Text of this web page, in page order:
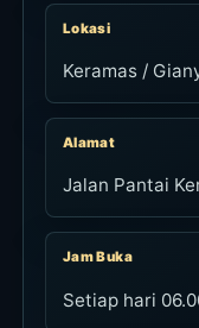
Lokasi
Keramas /
Alamat
Jalan Pantai
Jam Buka
Setiap hari